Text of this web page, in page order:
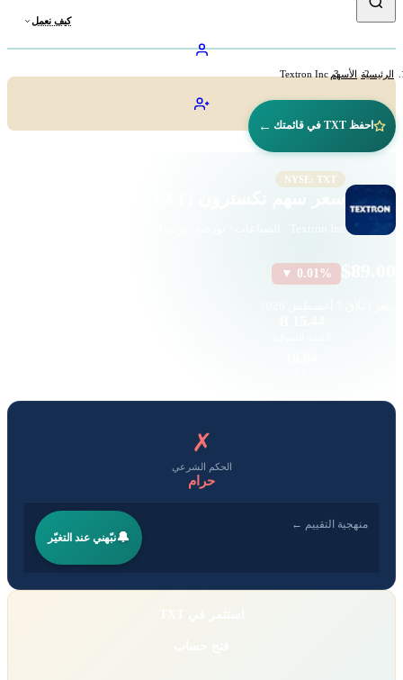
كيف نعمل
الرئيسية الأسهم Textron Inc
احفظ TXT في قائمتك ←
NYSE: TXT
سعر سهم تكسترون (TXT)
Textron Inc · الصناعات · بورصة نيويورك
▼ 0.01%
✗
الحكم الشرعي
حرام
منهجية التقييم ←
🔔نبّهني عند التغيّر